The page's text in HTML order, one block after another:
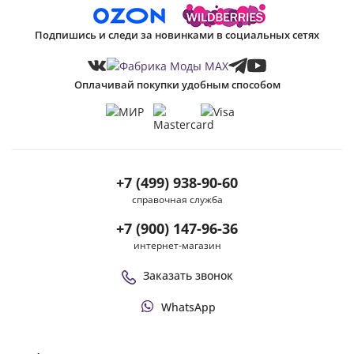
+7 (499) 938-90-60
справочная служба
+7 (900) 147-96-36
интернет-магазин
Заказать звонок
WhatsApp
Подпишись и следи за новинками в социальных сетях
Оплачивай покупки удобным способом